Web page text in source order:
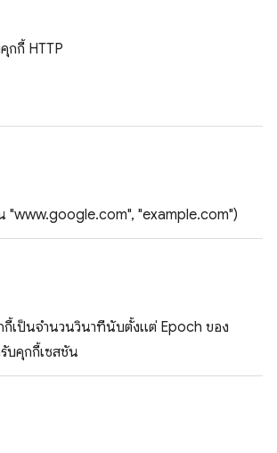
กกี้ HTTP
"www.google.com", "example.com")
เป็นจำนวนวินาทีนับตั้งแต่ Epoch ของ
บคุกกี้เซสชัน